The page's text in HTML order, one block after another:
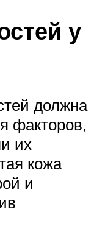
у
должна
факторов,
их
кожа
и